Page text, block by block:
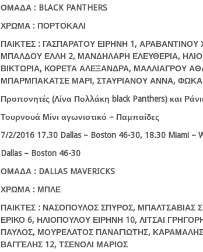
ΟΜΑΔΑ : BLACK PANTHERS
ΧΡΩΜΑ : ΠΟΡΤΟΚΑΛΙ
ΠΑΙΚΤΕΣ : ΓΑΣΠΑΡΑΤΟΥ ΕΙΡΗΝΗ 1,
ΜΠΑΛΔΟΥ ΕΛΛΗ 2, ΜΑΝΔΗΛΑΡΗ ΕΛΕΥΘΕΡΙΑ,
ΒΙΚΤΩΡΙΑ, ΚΟΡΕΤΑ ΑΛΕΞΑΝΔΡΑ, ΜΑΛΛΙΑΓΡΟΥ
ΜΠΑΡΜΠΑΚΑΤΣΕ ΜΑΡΙ, ΣΤΑΥΡΙΑΝΟΥ ΑΝΝΑ, ΦΩΚΑ
Προπονητές (Λίνα Πολλάκη black Panthers) και
Τουρνουά Μίνι αγωνιστικό – Παμπαίδες
7/2/2016 17.30 Dallas – Boston 46-30, 18.30 Miami –
Dallas – Boston 46-30
ΟΜΑΔΑ : DALLAS MAVERICKS
ΧΡΩΜΑ : ΜΠΛΕ
ΠΑΙΚΤΕΣ : ΝΑΣΟΠΟΥΛΟΣ ΣΠΥΡΟΣ, ΜΠΑΛΤΣΑΒΙΑΣ
ΕΡΙΚΟ 6, ΗΛΙΟΠΟΥΛΟΥ ΕΙΡΗΝΗ 10, ΛΙΤΣΑΙ
ΠΑΥΛΟΣ, ΜΟΥΡΕΛΑΤΟΣ ΠΑΝΑΓΙΩΤΗΣ,
ΒΑΓΓΕΛΗΣ 12, ΤΣΕΝΟΛΙ ΜΑΡΙΟΣ